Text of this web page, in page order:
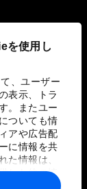
を使用し
、ユーザー
表示、トラ
。またユー
ついても情
アや広告配
に情報を共
た情報は、
した他の情
使用した際